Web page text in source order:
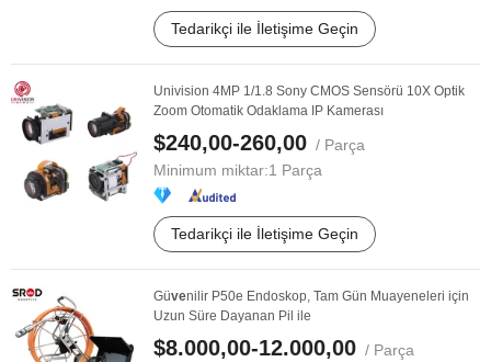
Tedarikçi ile İletişime Geçin
Univision 4MP 1/1.8 Sony CMOS Sensörü 10X Optik
Zoom Otomatik Odaklama IP Kamerası
$240,00-260,00 / Parça
Minimum miktar:1 Parça
Tedarikçi ile İletişime Geçin
Güvenilir P50e Endoskop, Tam Gün Muayeneleri için
Uzun Süre Dayanan Pil ile
$8.000,00-12.000,00 / Parça